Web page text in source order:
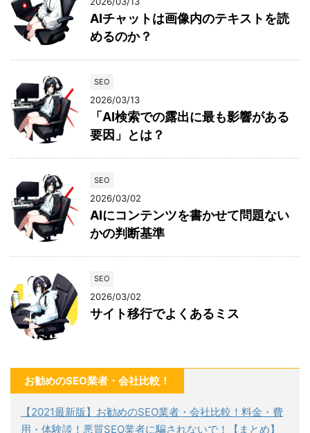
AIチャットは画像内のテキストを読
めるのか？
SEO
2026/03/13
「AI検索での露出に最も影響がある
要因」とは？
SEO
2026/03/02
AIにコンテンツを書かせて問題ない
かの判断基準
SEO
2026/03/02
サイト移行でよくあるミス
お勧めのSEO業者・会社比較！
【2021最新版】お勧めのSEO業者・会社比較！料金・費
用・体験談！悪質SEO業者に騙されないで！【まとめ】